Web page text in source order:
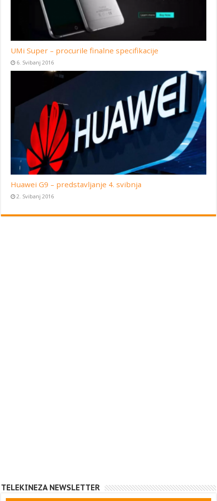
UMi Super – procurile finalne specifikacije
6. Svibanj 2016
Huawei G9 – predstavljanje 4. svibnja
2. Svibanj 2016
TELEKINEZA NEWSLETTER